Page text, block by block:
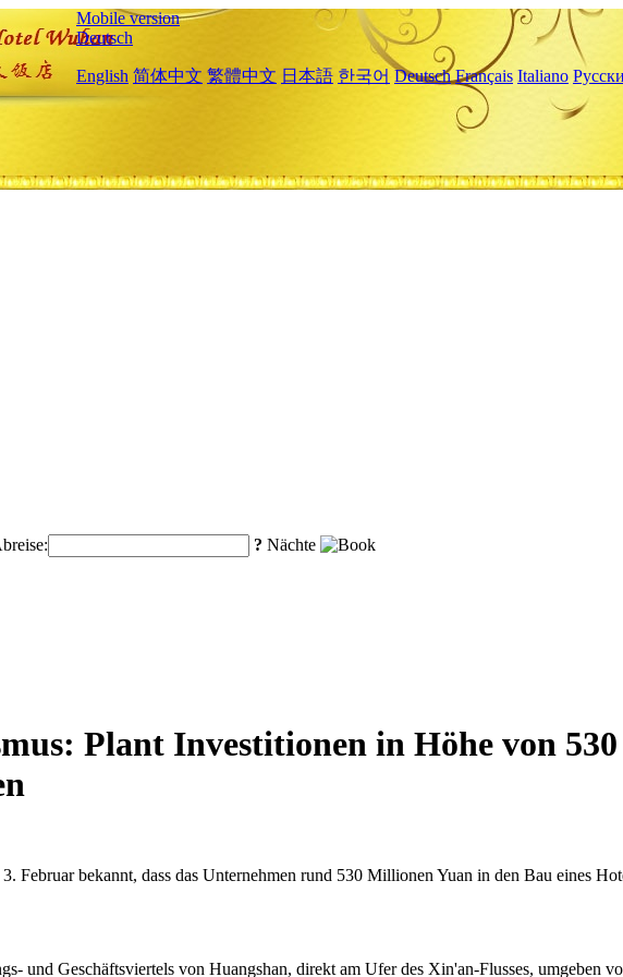
Mobile version
Deutsch
English 简体中文 繁體中文 日本語 한국어 Deutsch Français Italiano
? Nächte
Plant Investitionen in Höhe von
Februar bekannt, dass das Unternehmen rund 530 Millionen Yuan in den Bau eines
und Geschäftsviertels von Huangshan, direkt am Ufer des Xin'an-Flusses, umgeben